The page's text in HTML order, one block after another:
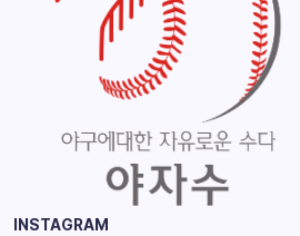
INSTAGRAM